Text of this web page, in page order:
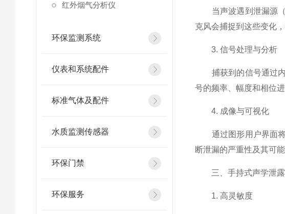
红外烟气分析仪
环保监测系统
仪表和系统配件
标准气体及配件
水质监测传感器
环保门禁
环保服务
当声波遇到泄漏源（
克风会捕捉到这些变化
3. 信号处理与分析
捕获到的信号通过内
号的频率、幅度和相位
4. 成像与可视化
通过图形用户界面将
断泄漏的严重性及其可
三、手持式声学泄露
1. 高灵敏度